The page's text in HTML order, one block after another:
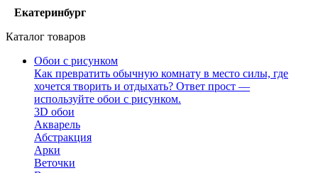
Екатеринбург
Каталог товаров
Обои с рисунком
Как превратить обычную комнату в место силы, где
хочется творить и отдыхать? Ответ прост —
используйте обои с рисунком.
3D обои
Акварель
Абстракция
Арки
Веточки